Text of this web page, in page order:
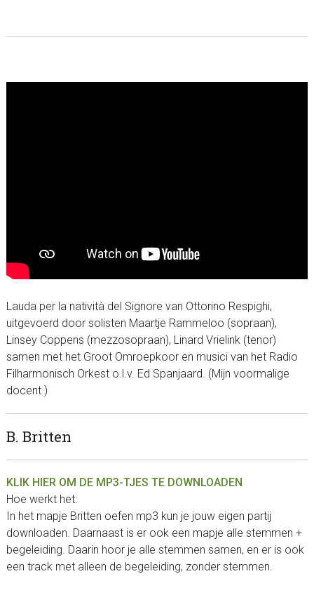
Lauda per la natività del Signore van Ottorino Respighi,
uitgevoerd door solisten Maartje Rammeloo (sopraan),
Linsey Coppens (mezzosopraan), Linard Vrielink (tenor)
samen met het Groot Omroepkoor en musici van het Radio
Filharmonisch Orkest o.l.v. Ed Spanjaard. (Mijn voormalige
docent )
B. Britten
KLIK HIER OM DE MP3-TJES TE DOWNLOADEN
Hoe werkt het:
In het mapje Britten oefen mp3 kun je jouw eigen partij
downloaden. Daarnaast is er ook een mapje alle stemmen +
begeleiding. Daarin hoor je alle stemmen samen, en er is ook
een track met alleen de begeleiding, zonder stemmen.